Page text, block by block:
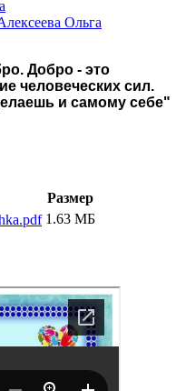
Ольга
Добро - это
человеческих сил.
и самому себе"
Размер
1.63 МБ